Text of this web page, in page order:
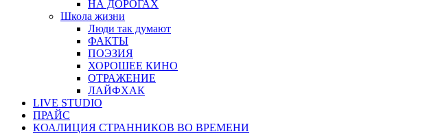
НА ДОРОГАХ
Школа жизни
Люди так думают
ФАКТЫ
ПОЭЗИЯ
ХОРОШЕЕ КИНО
ОТРАЖЕНИЕ
ЛАЙФХАК
LIVE STUDIO
ПРАЙС
КОАЛИЦИЯ СТРАННИКОВ ВО ВРЕМЕНИ